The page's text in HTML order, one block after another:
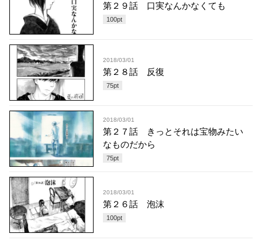
第２９話 口実なんかなくても
100pt
2018/03/01
第２８話 反復
75pt
2018/03/01
第２７話 きっとそれは宝物みたい
なものだから
75pt
2018/03/01
第２６話 泡沫
100pt